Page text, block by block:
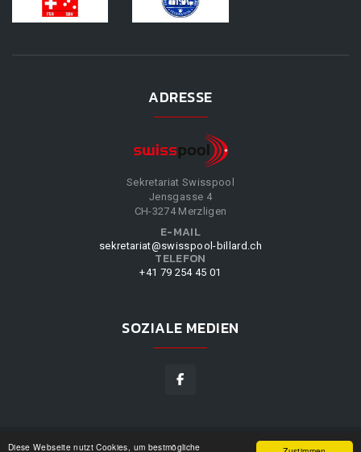
Diese Webseite nutzt Cookies, um bestmögliche
ADRESSE
Sekretariat Swisspool
Jensgasse 4
CH-3274 Merzligen
E-MAIL
sekretariat@swisspool-billard.ch
TELEFON
+41 79 254 45 01
SOZIALE MEDIEN